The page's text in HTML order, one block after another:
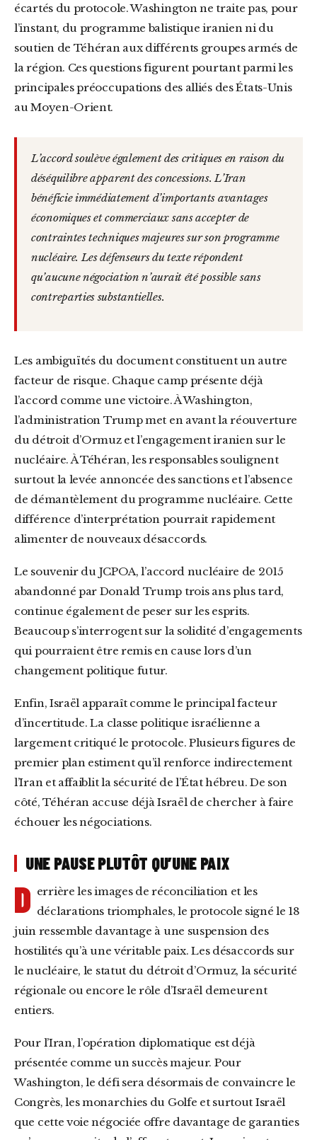
écartés du protocole. Washington ne traite pas, pour
l’instant, du programme balistique iranien ni du
soutien de Téhéran aux différents groupes armés de
la région. Ces questions figurent pourtant parmi les
principales préoccupations des alliés des États-Unis
au Moyen-Orient.
L’accord soulève également des critiques en raison du
déséquilibre apparent des concessions. L’Iran
bénéficie immédiatement d’importants avantages
économiques et commerciaux sans accepter de
contraintes techniques majeures sur son programme
nucléaire. Les défenseurs du texte répondent
qu’aucune négociation n’aurait été possible sans
contreparties substantielles.
Les ambiguïtés du document constituent un autre
facteur de risque. Chaque camp présente déjà
l’accord comme une victoire. À Washington,
l’administration Trump met en avant la réouverture
du détroit d’Ormuz et l’engagement iranien sur le
nucléaire. À Téhéran, les responsables soulignent
surtout la levée annoncée des sanctions et l’absence
de démantèlement du programme nucléaire. Cette
différence d’interprétation pourrait rapidement
alimenter de nouveaux désaccords.
Le souvenir du JCPOA, l’accord nucléaire de 2015
abandonné par Donald Trump trois ans plus tard,
continue également de peser sur les esprits.
Beaucoup s’interrogent sur la solidité d’engagements
qui pourraient être remis en cause lors d’un
changement politique futur.
Enfin, Israël apparaît comme le principal facteur
d’incertitude. La classe politique israélienne a
largement critiqué le protocole. Plusieurs figures de
premier plan estiment qu’il renforce indirectement
l’Iran et affaiblit la sécurité de l’État hébreu. De son
côté, Téhéran accuse déjà Israël de chercher à faire
échouer les négociations.
UNE PAUSE PLUTÔT QU’UNE PAIX
D errière les images de réconciliation et les
déclarations triomphales, le protocole signé le 18
juin ressemble davantage à une suspension des
hostilités qu’à une véritable paix. Les désaccords sur
le nucléaire, le statut du détroit d’Ormuz, la sécurité
régionale ou encore le rôle d’Israël demeurent
entiers.
Pour l’Iran, l’opération diplomatique est déjà
présentée comme un succès majeur. Pour
Washington, le défi sera désormais de convaincre le
Congrès, les monarchies du Golfe et surtout Israël
que cette voie négociée offre davantage de garanties